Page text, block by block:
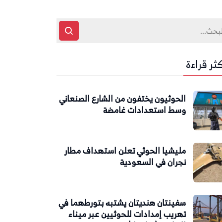
قراءة
الحوثيون يختفون من الشارع الصنعاني
وسط استعدادات غامضة
مليشيا الحوثي تعلن استهداف مطار
نجران في السعودية
سفينتان هنديتان يشتبه بتورطهما في
تهريب إمدادات للحوثيين عبر ميناء